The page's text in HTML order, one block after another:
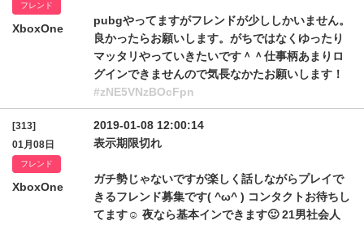
フレンド
XboxOne
pubgやってますがフレンドが少ししかいません。
良かったらお願いします。がちではなくゆったり
マッタリやっていきたいです＾＾仕事柄あまりロ
グインできませんので気長なかたお願いします！
#zNE5VNzBOcFpn
[313]
01月08日
フレンド
XboxOne
2019-01-08 12:00:14
表示期限切れ
ガチ勢じゃないですが楽しく話しながらプレイで
きるフレンド募集です( ^ω^ ) コンタクトお待ちし
てます☺️ 夜なら基本インできます🙂 21男社会人